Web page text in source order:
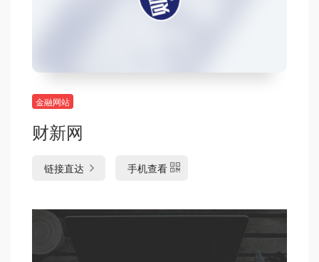
金融网站
财新网
链接直达 手机查看